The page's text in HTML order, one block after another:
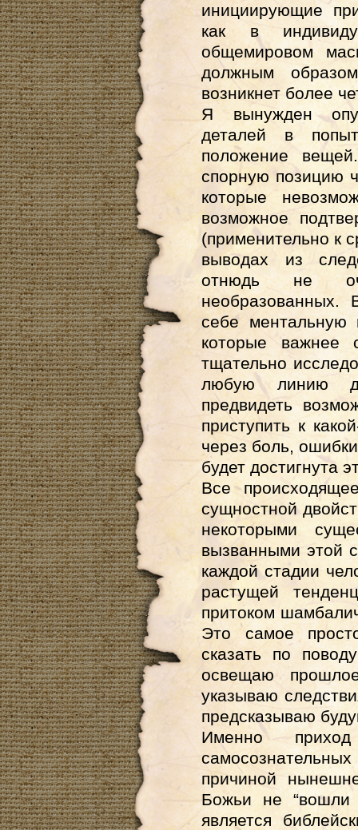
инициирующие
как в
общемировом
должным
возникнет более
Я вынужден
деталей в
положение
спорную позицию
которые
возможное
(применительно к
выводах из
отнюдь не
необразованных.
себе ментальную
которые важнее
тщательно
любую линию
предвидеть
приступить к
через боль,
будет достигнута
Все
сущностной
некоторыми
вызванными этой
каждой стадии
растущей
притоком
Это самое
сказать по
освещаю
указываю
предсказываю
Именно
самосознательных
причиной
Божьи не “вошли
является